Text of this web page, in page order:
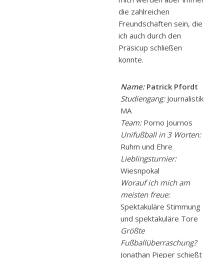
die zahlreichen
Freundschaften sein, die
ich auch durch den
Präsicup schließen
konnte.
Name: Patrick Pfordt
Studiengang:Journalistik
MA
Team:Porno Journos
Unifußball in 3 Worten:
Ruhm und Ehre
Lieblingsturnier:
Wiesnpokal
Worauf ich mich am
meisten freue:
Spektakuläre Stimmung
und spektakuläre Tore
Größte
Fußballüberraschung?
Jonathan Pieper schießt